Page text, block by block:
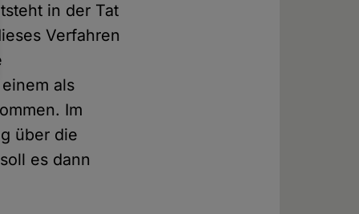
in der Tat
Verfahren
als
Im
über die
es dann